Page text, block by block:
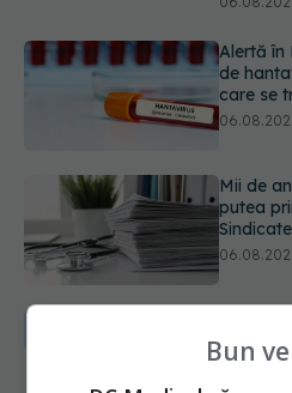
putea
care pot
Sorin
este
anumite
URMĂREȘTE-NE ȘI
Bun